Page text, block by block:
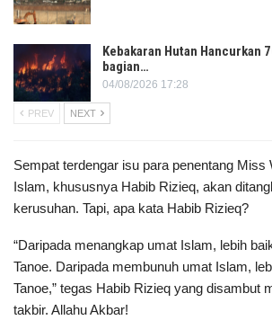
Kebakaran Hutan Hancurkan
bagian…
04/08/2026 17:28
PREV NEXT
Sempat terdengar isu para penentang Miss
Islam, khususnya Habib Rizieq, akan
kerusuhan. Tapi, apa kata Habib Rizieq?
“Daripada menangkap umat Islam, lebih
Tanoe. Daripada membunuh umat Islam,
Tanoe,” tegas Habib Rizieq yang disambut
takbir. Allahu Akbar!